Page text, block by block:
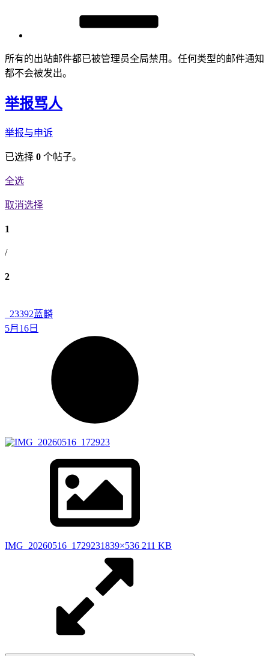
所有的出站邮件都已被管理员全局禁用。任何类型的邮件通知
都不会被发出。
举报骂人
举报与申诉
已选择 0 个帖子。
全选
取消选择
1
/
2
_23392蓝麟
5月16日
IMG_20260516_1729231839×536 211 KB